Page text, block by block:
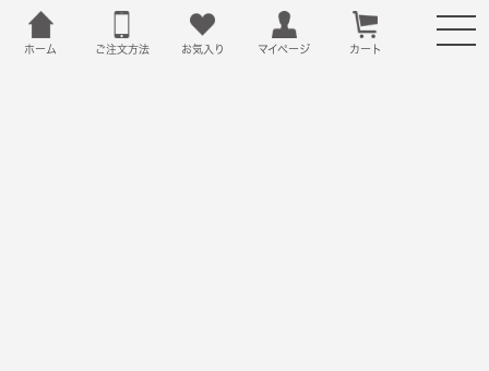
ホーム ご注文方法 お気入り マイページ カート